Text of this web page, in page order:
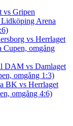
vs Gripen
Lidköping Arena
vs Herrlaget
Cupen, omgång
DAM vs Damlaget
omgång 1:3)
BK vs Herrlaget
omgång 4:6)